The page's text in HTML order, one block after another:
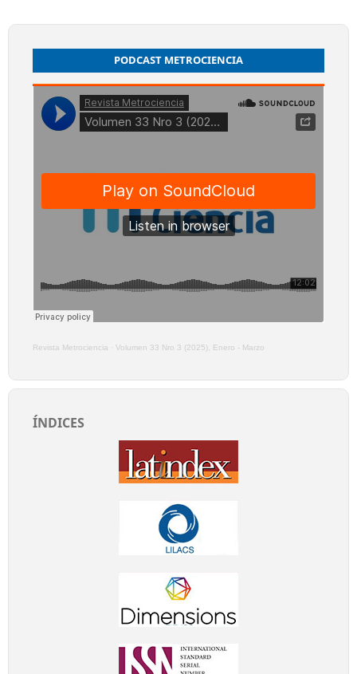
PODCAST METROCIENCIA
Revista Metrociencia · Volumen 33 Nro 3 (2025), Enero - Marzo
ÍNDICES